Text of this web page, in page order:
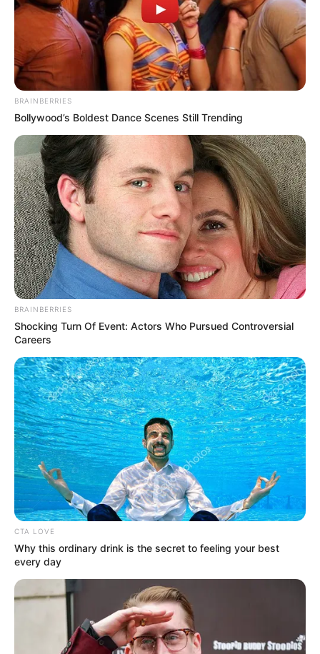
Perbedaan Matcha dan Green
BRAINBERRIES
Bollywood’s Boldest Dance Scenes Still Trending
BRAINBERRIES
Shocking Turn Of Event: Actors Who Pursued Controversial
Careers
CTA LOVE
Why this ordinary drink is the secret to feeling your best
every day